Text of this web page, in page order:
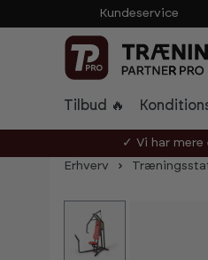
to main content
Skip to main navigation
Kundeservice
Tilbud 🔥
✓ Vi har mere
Erhverv
Skip image gallery